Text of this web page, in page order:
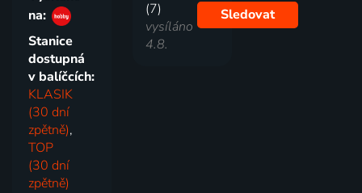
na:
Stanice
dostupná
v balíčcích:
KLASIK
(30 dní
zpětně),
TOP
(30 dní
zpětně)
(7)
vysíláno
4.8.
Sledovat